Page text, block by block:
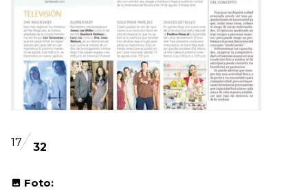
17 32
Foto: